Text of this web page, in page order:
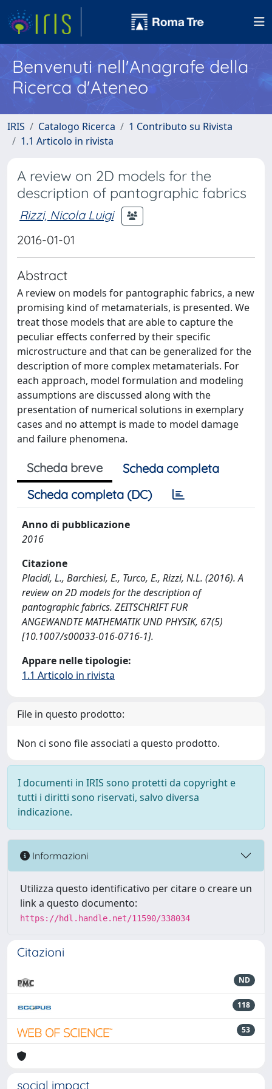
Benvenuti nell'Anagrafe della
Ricerca d'Ateneo
IRIS Catalogo Ricerca
1 Contributo su Rivista
1.1 Articolo in rivista
A review on 2D models for the
description of pantographic fabrics
Rizzi, Nicola Luigi
2016-01-01
Abstract
A review on models for pantographic fabrics, a new
promising kind of metamaterials, is presented. We
treat those models that are able to capture the
peculiar effects conferred by their specific
microstructure and that can be generalized for the
description of more complex metamaterials. For
each approach, model formulation and modeling
assumptions are discussed along with the
presentation of numerical solutions in exemplary
cases and no attempt is made to model damage
and failure phenomena.
Scheda breve
Scheda completa
Scheda completa (DC)
Anno di pubblicazione
2016
Citazione
Placidi, L., Barchiesi, E., Turco, E., Rizzi, N.L. (2016). A
review on 2D models for the description of
pantographic fabrics. ZEITSCHRIFT FUR
ANGEWANDTE MATHEMATIK UND PHYSIK, 67(5)
[10.1007/s00033-016-0716-1].
Appare nelle tipologie:
1.1 Articolo in rivista
File in questo prodotto:
Non ci sono file associati a questo prodotto.
I documenti in IRIS sono protetti da copyright e
tutti i diritti sono riservati, salvo diversa
indicazione.
Informazioni
Utilizza questo identificativo per citare o creare un
link a questo documento:
https://hdl.handle.net/11590/338034
Citazioni
ND
118
53
social impact